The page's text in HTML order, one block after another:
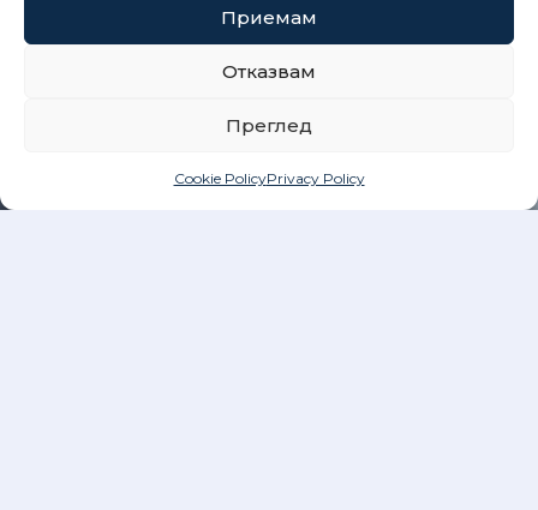
Приемам
Отказвам
Преглед
Cookie PolicyPrivacy Policy